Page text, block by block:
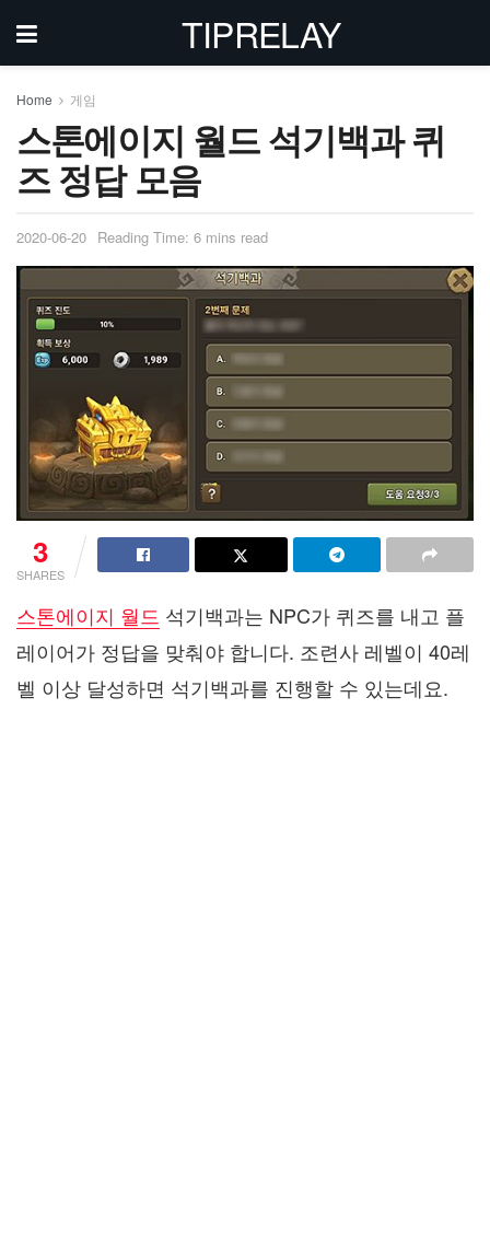
TIPRELAY
Home 게임
스톤에이지 월드 석기백과 퀴
즈 정답 모음
2020-06-20 Reading Time: 6 mins read
3
SHARES
스톤에이지 월드 석기백과는 NPC가 퀴즈를 내고 플
레이어가 정답을 맞춰야 합니다. 조련사 레벨이 40레
벨 이상 달성하면 석기백과를 진행할 수 있는데요.